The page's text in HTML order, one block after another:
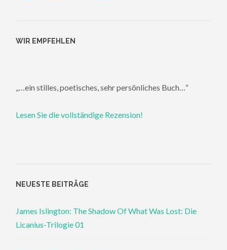
WIR EMPFEHLEN
„…ein stilles, poetisches, sehr persönliches Buch…“
Lesen Sie die vollständige Rezension!
NEUESTE BEITRÄGE
James Islington: The Shadow Of What Was Lost: Die
Licanius-Trilogie 01